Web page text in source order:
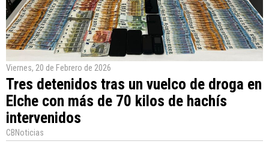
Viernes, 20 de Febrero de 2026
Tres detenidos tras un vuelco de droga en
Elche con más de 70 kilos de hachís
intervenidos
CBNoticias